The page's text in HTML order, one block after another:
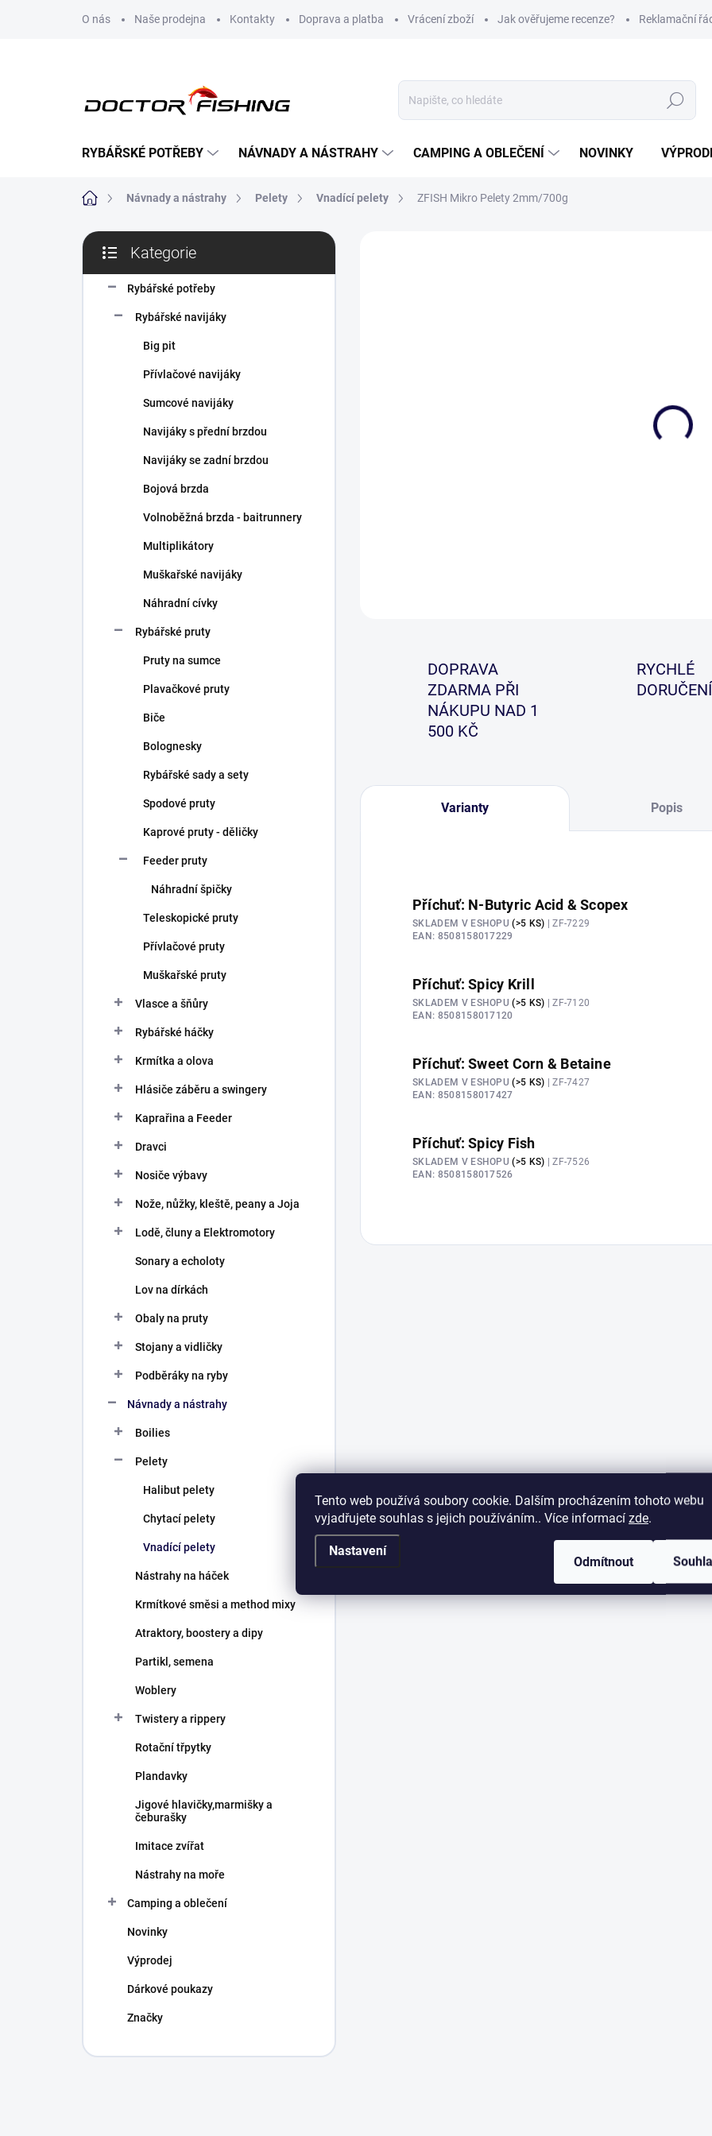
Tento web používá soubory cookie. Dalším procházením tohoto webu
vyjadřujete souhlas s jejich používáním.. Více informací zde.
Nastavení
Odmítnout
O nás Naše prodejna Kontakty Doprava a platba Vrácení zboží Jak ověřujeme recenze? Reklamační
Hledat
RYBÁŘSKÉ POTŘEBY NÁVNADY A NÁSTRAHY CAMPING A OBLEČENÍ NOVINKY
Domů Návnady a nástrahy Pelety Vnadící pelety ZFISH Mikro Pelety 2mm/700g
P
s
kategorie
Kategorie
Rybářské potřeby
Rybářské navijáky
Big pit
Přívlačové navijáky
Sumcové navijáky
Navijáky s přední brzdou
Navijáky se zadní brzdou
Bojová brzda
Volnoběžná brzda - baitrunnery
Multiplikátory
Muškařské navijáky
Náhradní cívky
Rybářské pruty
Pruty na sumce
Plavačkové pruty
Biče
Bolognesky
Rybářské sady a sety
Spodové pruty
Kaprové pruty - děličky
Feeder pruty
Náhradní špičky
Teleskopické pruty
Přívlačové pruty
Muškařské pruty
Vlasce a šňůry
Rybářské háčky
Krmítka a olova
Hlásiče záběru a swingery
Kaprařina a Feeder
Dravci
Nosiče výbavy
Nože, nůžky, kleště, peany a Joja
Lodě, čluny a Elektromotory
Sonary a echoloty
Lov na dírkách
Obaly na pruty
Stojany a vidličky
Podběráky na ryby
Návnady a nástrahy
Boilies
Pelety
Halibut pelety
Chytací pelety
Vnadící pelety
Nástrahy na háček
Krmítkové směsi a method mixy
Atraktory, boostery a dipy
Partikl, semena
Woblery
Twistery a rippery
Rotační třpytky
Plandavky
Jigové hlavičky,marmišky a
čeburašky
Imitace zvířat
Nástrahy na moře
Camping a oblečení
Novinky
Výprodej
Dárkové poukazy
Značky
DOPRAVA
ZDARMA PŘI
NÁKUPU NAD 1
500 KČ
RYCHLÉ
DORUČENÍ
Varianty Popis
Příchuť: N-Butyric Acid & Scopex
SKLADEM V ESHOPU(>5 KS) | ZF-7229
EAN: 8508158017229
Příchuť: Spicy Krill
SKLADEM V ESHOPU(>5 KS) | ZF-7120
EAN: 8508158017120
Příchuť: Sweet Corn & Betaine
SKLADEM V ESHOPU(>5 KS) | ZF-7427
EAN: 8508158017427
Příchuť: Spicy Fish
SKLADEM V ESHOPU(>5 KS) | ZF-7526
EAN: 8508158017526